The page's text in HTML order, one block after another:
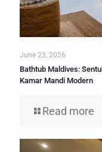
June 23, 2026
Bathtub Maldives:
Kamar Mandi Modern
Read more